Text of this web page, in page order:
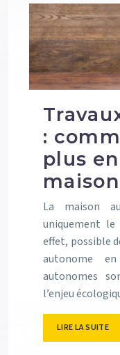
:
plus
La maison
uniquement
effet, possible
autonome
autonomes
l’enjeu
LIRE LA SUITE